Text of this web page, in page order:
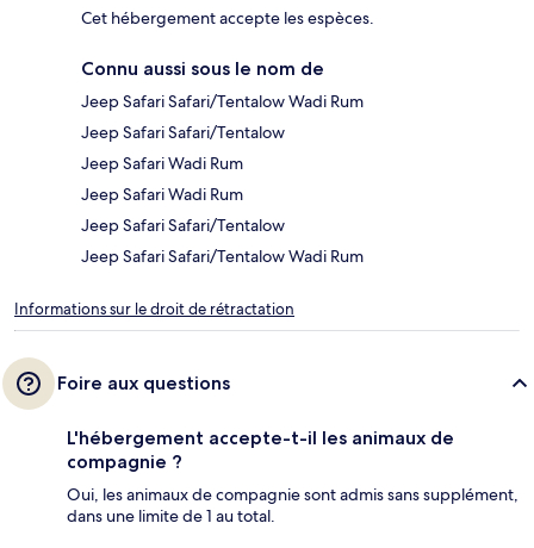
Cet hébergement accepte les espèces.
Connu aussi sous le nom de
Jeep Safari Safari/Tentalow Wadi Rum
Jeep Safari Safari/Tentalow
Jeep Safari Wadi Rum
Jeep Safari Wadi Rum
Jeep Safari Safari/Tentalow
Jeep Safari Safari/Tentalow Wadi Rum
Informations sur le droit de rétractation
Foire aux questions
L'hébergement accepte-t-il les animaux de
compagnie ?
Oui, les animaux de compagnie sont admis sans supplément,
dans une limite de 1 au total.